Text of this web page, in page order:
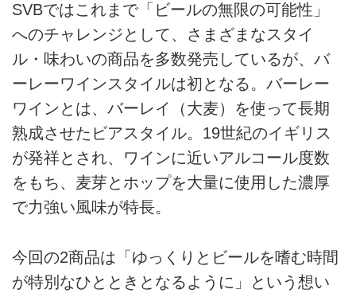
SVBではこれまで「ビールの無限の可能性」
へのチャレンジとして、さまざまなスタイ
ル・味わいの商品を多数発売しているが、バ
ーレーワインスタイルは初となる。バーレー
ワインとは、バーレイ（大麦）を使って長期
熟成させたビアスタイル。19世紀のイギリス
が発祥とされ、ワインに近いアルコール度数
をもち、麦芽とホップを大量に使用した濃厚
で力強い風味が特長。
今回の2商品は「ゆっくりとビールを嗜む時間
が特別なひとときとなるように」という想い